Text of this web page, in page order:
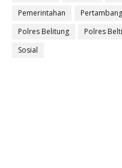
Pemerintahan
Polres Belitung
Polres
Sosial